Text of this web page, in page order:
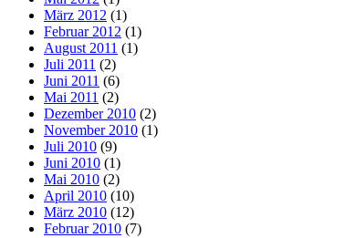
März 2012 (1)
Februar 2012 (1)
August 2011 (1)
Juli 2011 (2)
Juni 2011 (6)
Mai 2011 (2)
Dezember 2010 (2)
November 2010 (1)
Juli 2010 (9)
Juni 2010 (1)
Mai 2010 (2)
April 2010 (10)
März 2010 (12)
Februar 2010 (7)